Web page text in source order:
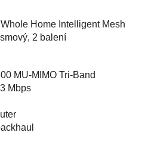
Home Intelligent Mesh
2 balení
MU-MIMO Tri-Band
Mbps